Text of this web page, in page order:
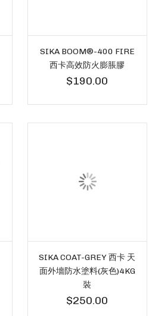
SIKA BOOM®-400 FIRE
西卡高效防火膨脹膠
$190.00
SIKA COAT-GREY 西卡 天
面外墻防水塗料(灰色)4KG
裝
$250.00